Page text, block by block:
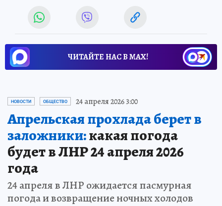
ЧИТАЙТЕ НАС В МАХ!
НОВОСТИ ОБЩЕСТВО 24 апреля 2026 3:00
Апрельская прохлада берет в
заложники:какая погода
будет в ЛНР 24 апреля 2026
года
24 апреля в ЛНР ожидается пасмурная
погода и возвращение ночных холодов